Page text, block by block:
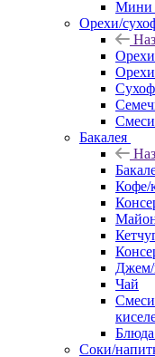
Мини
Орехи/
Орехи
Смеси
Бакалея
Кофе/
Джем/
Чай
Блюда
Соки/